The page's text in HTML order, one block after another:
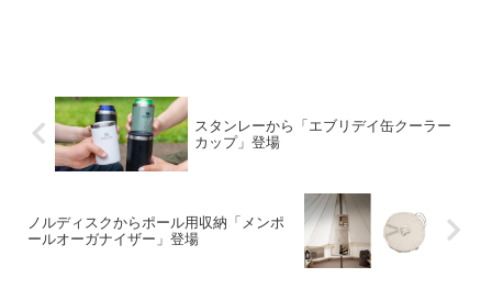
スタンレーから「エブリデイ缶クーラー
カップ」登場
ノルディスクからポール用収納「メンポ
ールオーガナイザー」登場